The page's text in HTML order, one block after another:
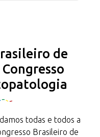
de
todas e todos a
Brasileiro de